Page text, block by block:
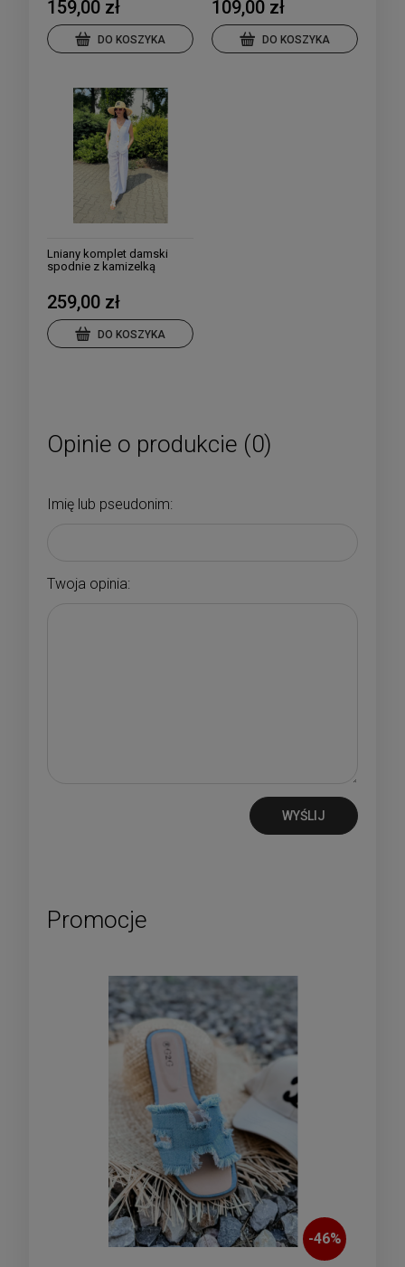
159,00 zł
DO KOSZYKA
109,00 zł
DO KOSZYKA
Lniany komplet damski
spodnie z kamizelką
259,00 zł
DO KOSZYKA
Opinie o produkcie (0)
Imię lub pseudonim:
Twoja opinia:
WYŚLIJ
Promocje
-46%